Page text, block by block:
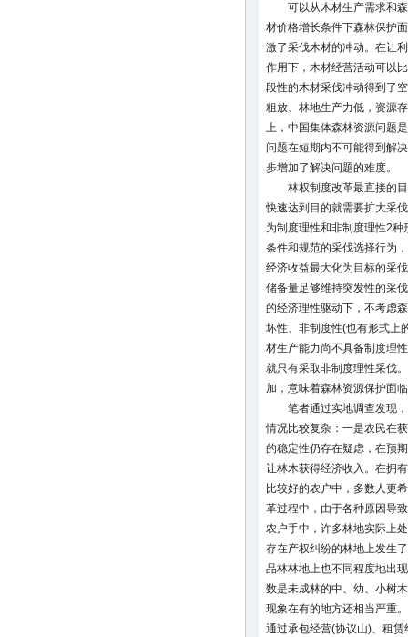
可以从木材生产需求和
材价格增长条件下森林保护
激了采伐木材的冲动。在让
作用下，木材经营活动可以
段性的木材采伐冲动得到了
粗放、林地生产力低，资源
上，中国集体森林资源问题
问题在短期内不可能得到解
步增加了解决问题的难度。
林权制度改革最直接的
快速达到目的就需要扩大采
为制度理性和非制度理性2
条件和规范的采伐选择行为
经济收益最大化为目标的采
储备量足够维持突发性的采
的经济理性驱动下，不考虑
坏性、非制度性(也有形式上
材生产能力尚不具备制度理
就只有采取非制度理性采伐
加，意味着森林资源保护面
笔者通过实地调查发现
情况比较复杂：一是农民在
的稳定性仍存在疑虑，在预
让林木获得经济收入。在拥
比较好的农户中，多数人更
革过程中，由于各种原因导
农户手中，许多林地实际上
存在产权纠纷的林地上发生
品林林地上也不同程度地出
数是未成林的中、幼、小树
现象在有的地方还相当严重
通过承包经营(协议山)、租